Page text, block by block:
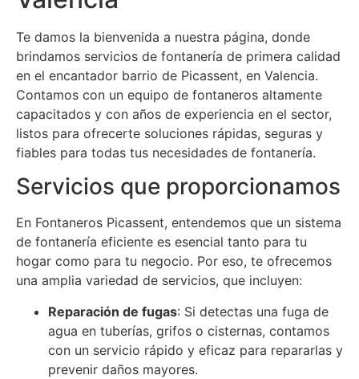
Te damos la bienvenida a nuestra página, donde
brindamos servicios de fontanería de primera calidad
en el encantador barrio de Picassent, en Valencia.
Contamos con un equipo de fontaneros altamente
capacitados y con años de experiencia en el sector,
listos para ofrecerte soluciones rápidas, seguras y
fiables para todas tus necesidades de fontanería.
Servicios que proporcionamos
En Fontaneros Picassent, entendemos que un sistema
de fontanería eficiente es esencial tanto para tu
hogar como para tu negocio. Por eso, te ofrecemos
una amplia variedad de servicios, que incluyen:
Reparación de fugas: Si detectas una fuga de
agua en tuberías, grifos o cisternas, contamos
con un servicio rápido y eficaz para repararlas y
prevenir daños mayores.